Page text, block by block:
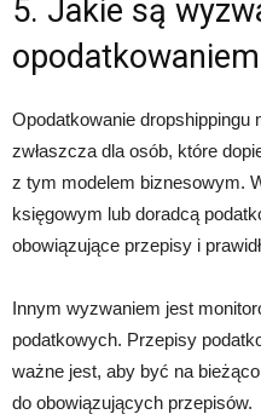
5. Jakie są
Opodatkowanie dropshippingu
zwłaszcza dla osób, które
z tym modelem biznesowym.
księgowym lub doradcą
obowiązujące przepisy i
Innym wyzwaniem jest
podatkowych. Przepisy
ważne jest, aby być na
do obowiązujących przepisów.